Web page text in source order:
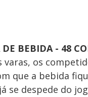
DE BEBIDA - 48
os
que a bebida
se despede do